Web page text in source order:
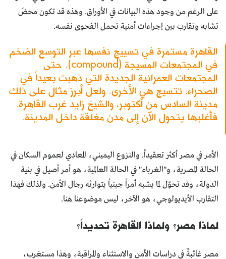
على الرغم من وجود هذه البيانات في الأوراق. وهذه قد تكون محضَ
تشابه وتقارب بين إجراءات أمنية تحمل الفحوى نفسه.
القاهرة مستمرة في تسييج نفسها عبر التوسع الضخم
في المجتمعات المسيجة (compound). حتى
المجتمعات العمرانية الجديدة التي ذهبت بعيداً في
الصحراء، تتسيج هي الأخرى. ولعل أبرز مثال على ذلك
مدينة السادس من أكتوبر، والشيخ زايد غرب القاهرة.
فأغلبها يتحول الآن إلى مدن مغلقة داخل المدينة.
الأمر في مصر أكثر تعقيداً. والنزوع اليميني، المعادي لعموم السكان في
الحالة المصرية، و"الغرباء" في الحالة العالمية، هو أمر أصيل في بنية
الدولة، وقد تحوّل لما يشبه أمراً جينياً يتوارثه رجال الأمن. ولذلك فهذا
التقارب الأيديولوجي، هو الآخر، ليس موضوعنا هنا.
لماذا مصر؟ ولماذا القاهرة تحديداً؟
مصر غائبةٌ في دراسات الأمن والاستثناء والمراقبة، وهذا مستغرب،